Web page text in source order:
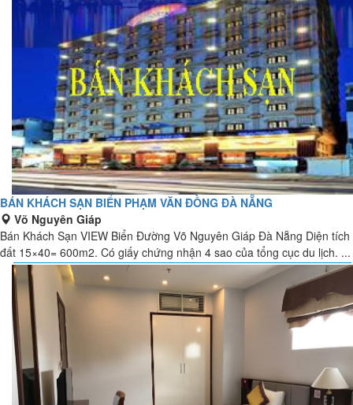
BÁN KHÁCH SẠN BIỂN PHẠM VĂN ĐỒNG ĐÀ NẴNG
Võ Nguyên Giáp
Bán Khách Sạn VIEW Biển Đường Võ Nguyên Giáp Đà Nẵng Diện tích
đất 15×40= 600m2. Có giấy chứng nhận 4 sao của tổng cục du lịch. ...